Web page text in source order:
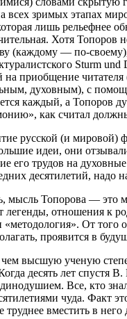
всех зримых этапах
лишь рельефнее
Хотя
(каждому — по-
Sturm
на приобщение
духовным), с
каждый, а Топоров
как считал
русской (и
идеи, они
его трудов на
десятилетий, надо
Топорова — это
легенды, отношения к
От того
проявится в
высшую ученую
десять лет
Все, кто
чуда. Факт
труднее вместить в